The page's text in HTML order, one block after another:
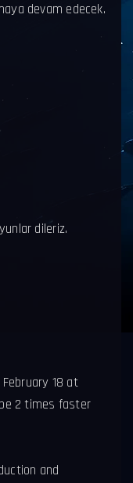
devam edecek.
dileriz.
18 at
2 times faster
and